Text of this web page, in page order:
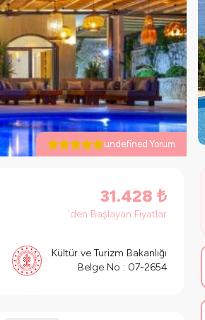
undefined Yorum
31.428 ₺
'den Başlayan Fiyatlar
Kültür ve Turizm Bakanlığı
Belge No : 07-2654